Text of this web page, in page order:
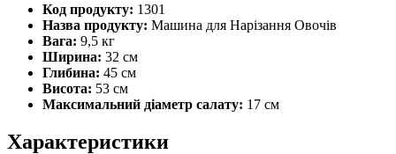
Код продукту: 1301
Назва продукту: Машина для Нарізання Овочів
Вага: 9,5 кг
Ширина: 32 см
Глибина: 45 см
Висота: 53 см
Максимальний діаметр салату: 17 см
Характеристики